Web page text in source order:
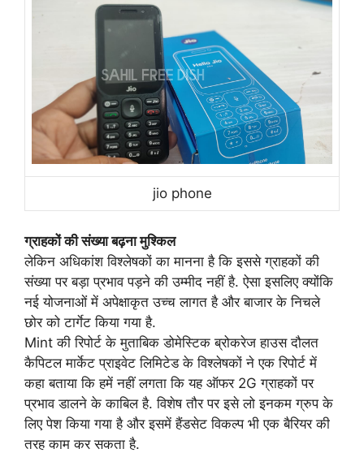
jio phone
ग्राहकों की संख्या बढ़ना मुश्किल
लेकिन अधिकांश विश्लेषकों का मानना है कि इससे ग्राहकों की
संख्या पर बड़ा प्रभाव पड़ने की उम्मीद नहीं है. ऐसा इसलिए क्योंकि
नई योजनाओं में अपेक्षाकृत उच्च लागत है और बाजार के निचले
छोर को टार्गेट किया गया है.
Mint की रिपोर्ट के मुताबिक डोमेस्टिक ब्रोकरेज हाउस दौलत
कैपिटल मार्केट प्राइवेट लिमिटेड के विश्लेषकों ने एक रिपोर्ट में
कहा बताया कि हमें नहीं लगता कि यह ऑफर 2G ग्राहकों पर
प्रभाव डालने के काबिल है. विशेष तौर पर इसे लो इनकम ग्रुप के
लिए पेश किया गया है और इसमें हैंडसेट विकल्प भी एक बैरियर की
तरह काम कर सकता है.